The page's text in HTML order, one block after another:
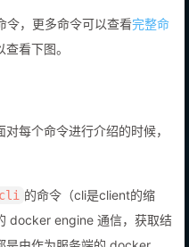
，更多命令可以查看完整命
看下图。
每个命令进行介绍的时候，
的命令（cli是client的缩
docker engine 通信，获取结